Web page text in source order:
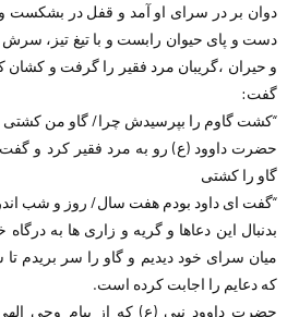
دوان بر در سرای او آمد و قفل در بشکست و
دست و پای حیوان رابست و با تیغ تیز، سرش
و حیران ،گریبان مرد فقیر را گرفت و کشان
گفت:
“کشت گاوم را بپرسیدش چرا/ گاو من کشتی
حضرت داوود (ع) رو به مرد فقیر کرد و
گاو را کشتی
“گفت ای داود بودم هفت سال/ روز و شب
بدنبال این دعاها و گریه و زاری ها به درگاه
میان سرای خود دیدیم و گاو را سر بریدم
که دعایم را اجابت کرده است.
حضرت داوود نبی (ع) که از پیام وحی